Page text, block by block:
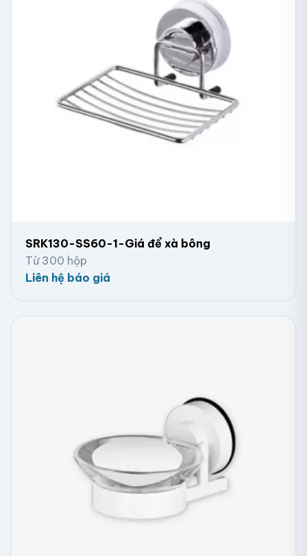
SRK130-SS60-1-Giá để xà bông
Từ 300 hộp
Liên hệ báo giá